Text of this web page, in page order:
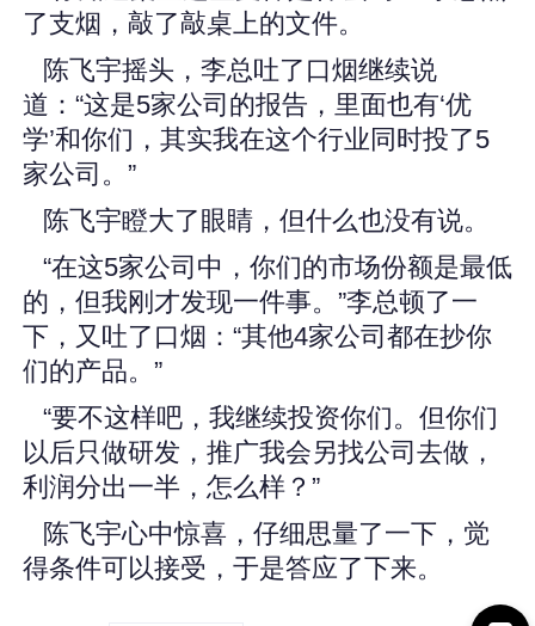
了支烟，敲了敲桌上的文件。
陈飞宇摇头，李总吐了口烟继续说
道：“这是5家公司的报告，里面也有‘优
学’和你们，其实我在这个行业同时投了5
家公司。”
陈飞宇瞪大了眼睛，但什么也没有说。
“在这5家公司中，你们的市场份额是最低
的，但我刚才发现一件事。”李总顿了一
下，又吐了口烟：“其他4家公司都在抄你
们的产品。”
“要不这样吧，我继续投资你们。但你们
以后只做研发，推广我会另找公司去做，
利润分出一半，怎么样？”
陈飞宇心中惊喜，仔细思量了一下，觉
得条件可以接受，于是答应了下来。